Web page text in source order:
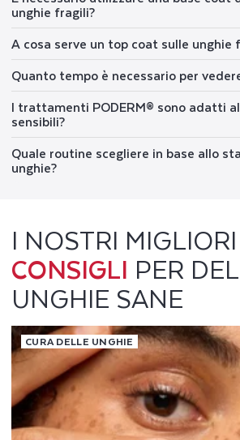
unghie fragili?
A cosa serve un top coat sulle unghie
Quanto tempo è necessario per
I trattamenti PODERM® sono adatti
sensibili?
Quale routine scegliere in base allo
unghie?
I NOSTRI MIGLIORI
CONSIGLI PER
UNGHIE SANE
CURA DELLE UNGHIE